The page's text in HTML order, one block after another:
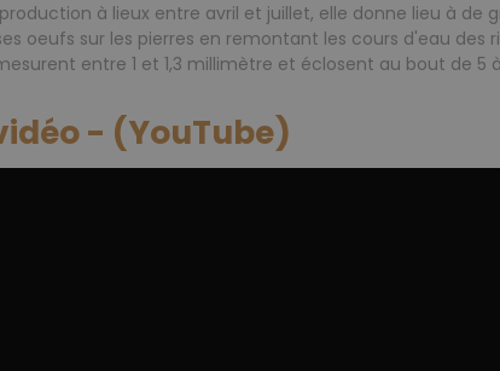
à lieux entre avril et juillet, elle donne lieu à de
oeufs sur les pierres en remontant les cours d'eau des
entre 1 et 1,3 millimètre et éclosent au bout de 5 à
- (YouTube)